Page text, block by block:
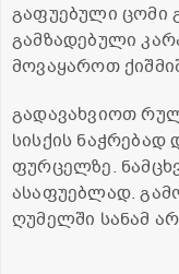
გაფუებული ცომი
გამზადებული
მოვაყაროთ
გადავახვიოთ
სისქის
ფურცელზე.
ასაფუებლად.
ღუმელში სანამ